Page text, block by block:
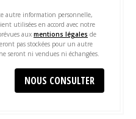
autre information personnelle,
utilisées en accord avec notre
aux mentions légales de
pas stockées pour un autre
seront ni vendues ni échangées.